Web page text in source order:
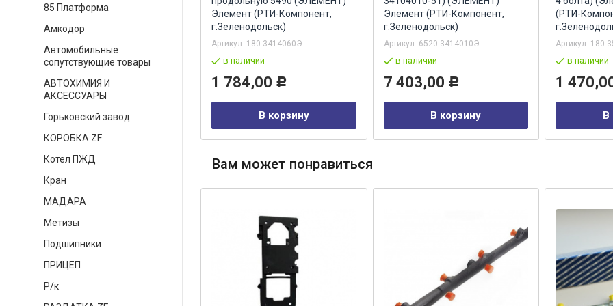
85 Платформа
Амкодор
Автомобильные
сопутствующие товары
АВТОХИМИЯ И
АКСЕССУАРЫ
Горьковский завод
КОРОБКА ZF
Котел ПЖД
Кран
МАДАРА
Метизы
Подшипники
ПРИЦЕП
Р/к
Компонент, г.Зеленодольск)
Артикул:65115-3104017Э
в наличии
293,00 Р
В корзину
Элемент (РТИ-Компонент,
г.Зеленодольск)
Артикул: 180-3414060Э
в наличии
1 784,00 Р
В корзину
Элемент (РТИ-Компонент,
г.Зеленодольск)
Артикул: 6520-3414010Э
в наличии
7 403,00 Р
В корзину
(РТИ-
Артикул:
в наличии
1
В
Вам может понравиться